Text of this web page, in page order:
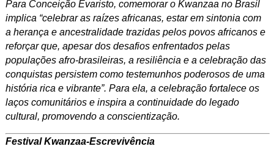
Para Conceição Evaristo, comemorar o Kwanzaa no Brasil
implica “celebrar as raízes africanas, estar em sintonia com
a herança e ancestralidade trazidas pelos povos africanos e
reforçar que, apesar dos desafios enfrentados pelas
populações afro-brasileiras, a resiliência e a celebração das
conquistas persistem como testemunhos poderosos de uma
história rica e vibrante”. Para ela, a celebração fortalece os
laços comunitários e inspira a continuidade do legado
cultural, promovendo a conscientização.
Festival Kwanzaa-Escrevivência